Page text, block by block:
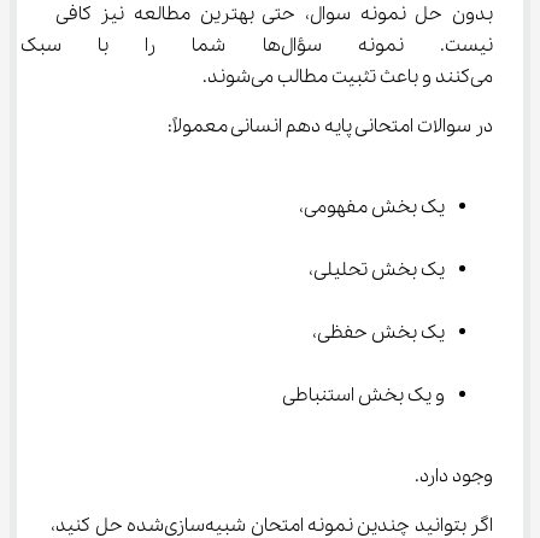
بدون حل نمونه سوال، حتی بهترین مطالعه نیز کافی
نیست. نمونه ‌سؤال‌ها شما را
می‌کنند و باعث تثبیت مطالب می‌شوند.
در سوالات امتحانی پایه دهم انسانی معمولاً:
یک بخش مفهومی،
یک بخش تحلیلی،
یک بخش حفظی،
و یک بخش استنباطی
وجود دارد.
اگر بتوانید چندین نمونه امتحان شبیه‌سازی‌شده حل کنید،